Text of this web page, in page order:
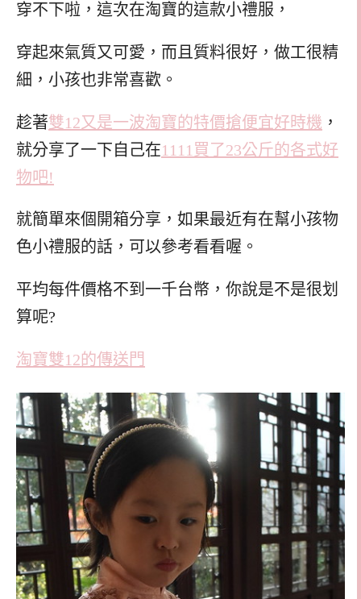
穿不下啦，這次在淘寶的這款小禮服，
穿起來氣質又可愛，而且質料很好，做工很精
細，小孩也非常喜歡。
趁著雙12又是一波淘寶的特價搶便宜好時機 ，
就分享了一下自己在1111買了23公斤的各式好
物吧!
就簡單來個開箱分享，如果最近有在幫小孩物
色小禮服的話，可以參考看看喔。
平均每件價格不到一千台幣，你說是不是很划
算呢?
淘寶雙12的傳送門